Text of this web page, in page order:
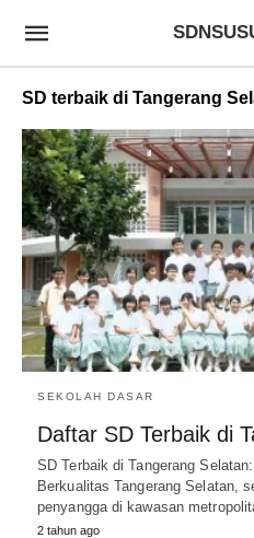
SD terbaik di Tangerang
SEKOLAH DASAR
Daftar SD Terbaik di
SD Terbaik di Tangerang
Berkualitas Tangerang Selatan,
penyangga di kawasan
2 tahun ago